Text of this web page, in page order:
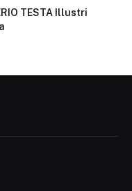
TESTA Illustri